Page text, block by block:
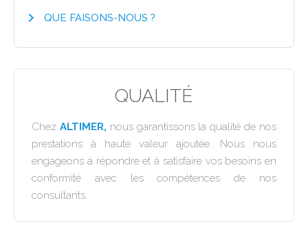
QUE FAISONS-NOUS ?
QUALITÉ
Chez ALTIMER, nous garantissons la qualité de nos
prestations à haute valeur ajoutée. Nous nous
engageons à répondre et à satisfaire vos besoins en
conformité avec les compétences de nos
consultants.